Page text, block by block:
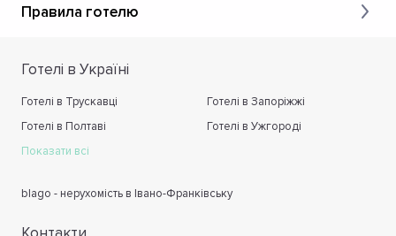
Правила готелю
Готелі в Україні
Готелі в Трускавці
Готелі в Запоріжжі
Готелі в Полтаві
Готелі в Ужгороді
Показати всі
blago - нерухомість в Івано-Франківську